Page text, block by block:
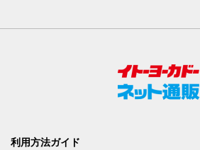
利用方法ガイド